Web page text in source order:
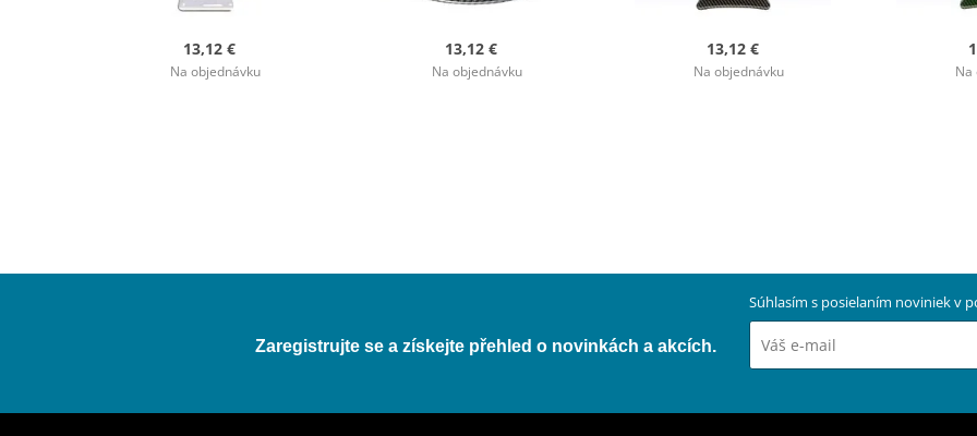
13,12 €
Na objednávku
13,12 €
Na objednávku
13,12 €
Na objednávku Na
Zaregistrujte se a získejte přehled o novinkách a akcích.
Súhlasím s posielaním noviniek v